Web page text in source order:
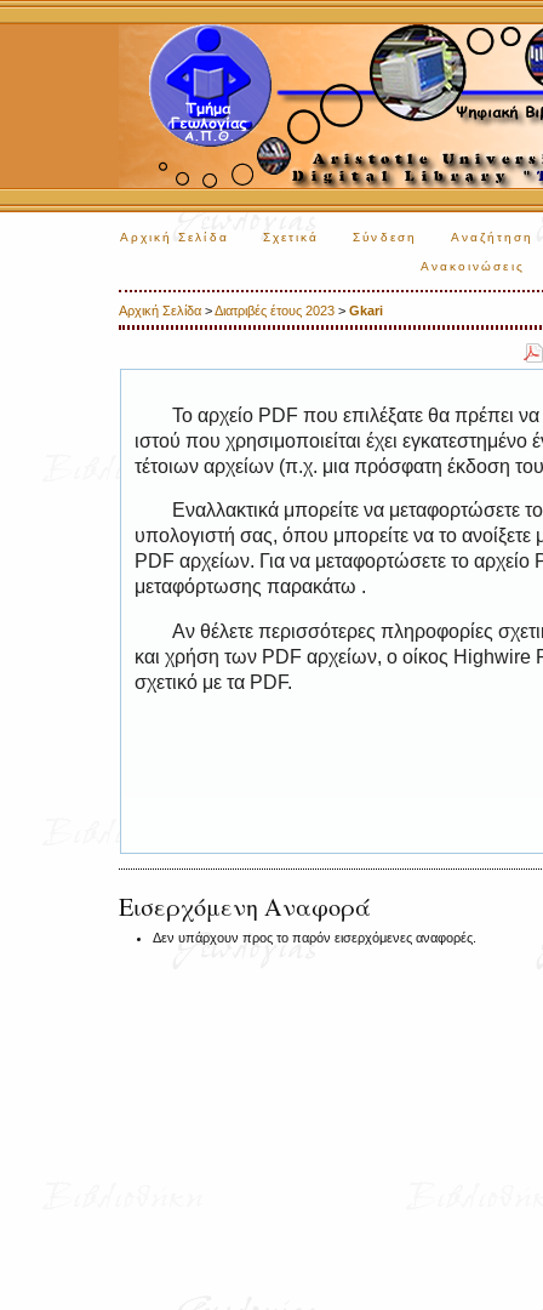
Αρχική Σελίδα Σχετικά Σύνδεση Αναζήτηση
Ανακοινώσεις
Αρχική Σελίδα >Διατριβές έτους 2023 > Gkari
Το αρχείο PDF που επιλέξατε θα πρέπει
ιστού που χρησιμοποιείται έχει
τέτοιων αρχείων (π.χ. μια πρόσφατη έκδοση
Εναλλακτικά μπορείτε να μεταφορτώσετε
υπολογιστή σας, όπου μπορείτε να το
PDF αρχείων. Για να μεταφορτώσετε το
μεταφόρτωσης παρακάτω .
Αν θέλετε περισσότερες πληροφορίες
και χρήση των PDF αρχείων, ο οίκος Highwire
σχετικό με τα PDF.
Εισερχόμενη Αναφορά
Δεν υπάρχουν προς το παρόν εισερχόμενες αναφορές.